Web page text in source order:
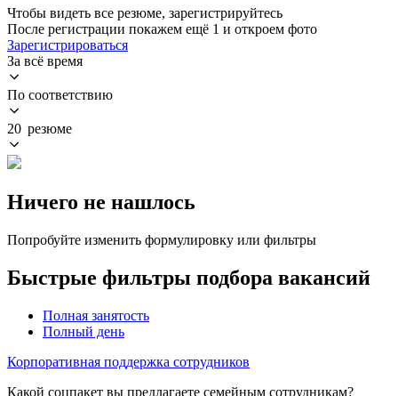
Чтобы видеть все резюме, зарегистрируйтесь
После регистрации покажем ещё 1 и откроем фото
Зарегистрироваться
За всё время
По соответствию
20 резюме
Ничего не нашлось
Попробуйте изменить формулировку или фильтры
Быстрые фильтры подбора вакансий
Полная занятость
Полный день
Корпоративная поддержка сотрудников
Какой соцпакет вы предлагаете семейным сотрудникам?